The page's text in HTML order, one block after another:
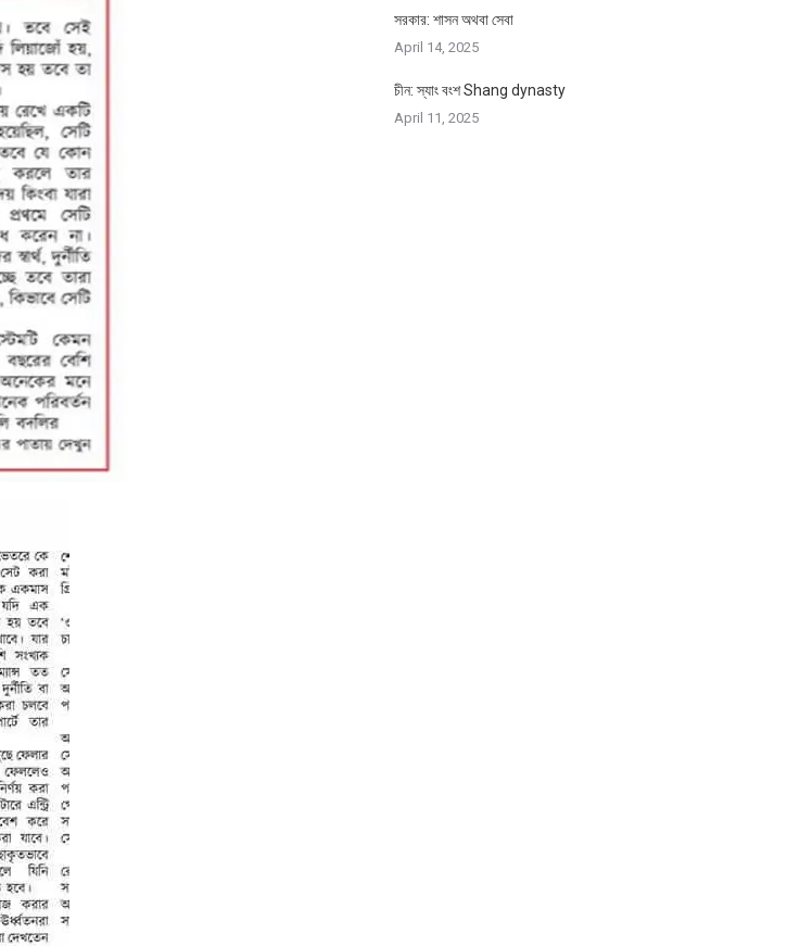
সরকার: শাসন অথবা সেবা
April 14, 2025
চীন: স্যাং বংশ Shang dynasty
April 11, 2025